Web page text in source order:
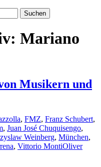
Mariano
Musikern und
, FMZ, Franz Schubert,
, Juan José Chuquisengo,
Weinberg, München,
, Vittorio MontiOliver